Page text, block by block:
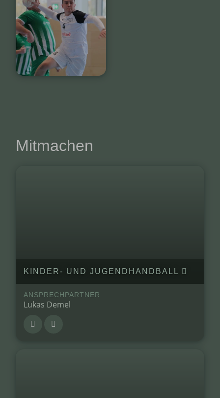
Mitmachen
KINDER- UND JUGENDHANDBALL
ANSPRECHPARTNER
Lukas Demel